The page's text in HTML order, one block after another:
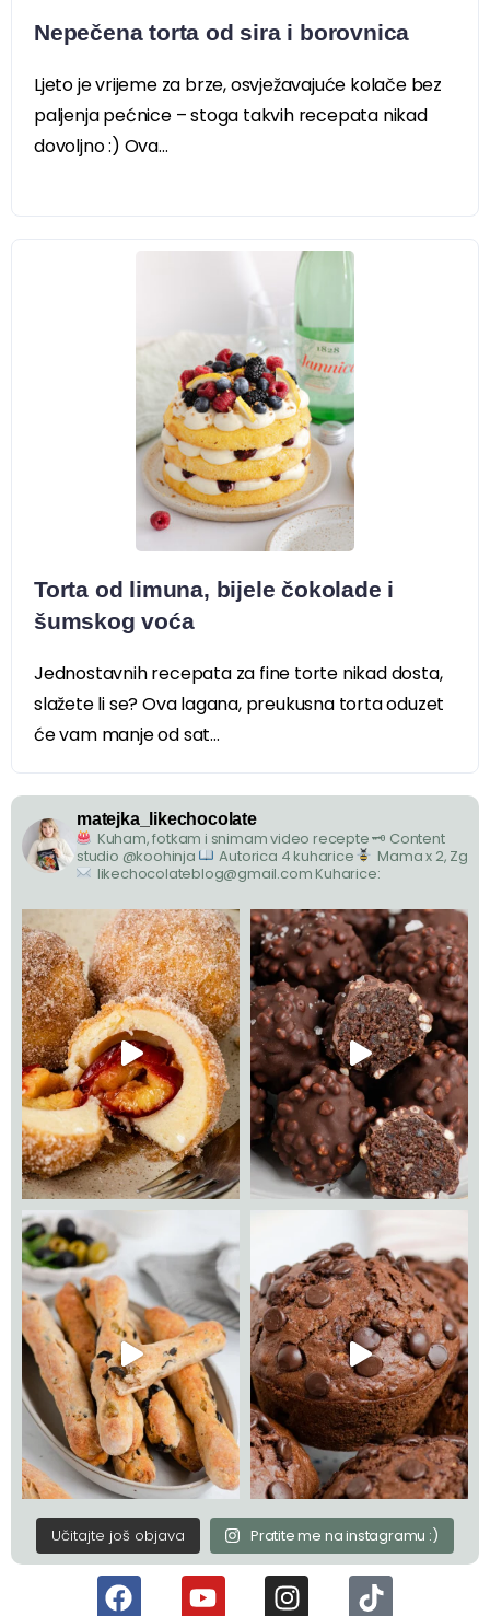
Nepečena torta od sira i borovnica
Ljeto je vrijeme za brze, osvježavajuće kolače bez
paljenja pećnice – stoga takvih recepata nikad
dovoljno :) Ova...
Torta od limuna, bijele čokolade i
šumskog voća
Jednostavnih recepata za fine torte nikad dosta,
slažete li se? Ova lagana, preukusna torta oduzet
će vam manje od sat...
matejka_likechocolate
Kuham, fotkam i snimam video recepte🗝 Content
studio @koohinja
Autorica 4 kuharice
Mama x 2, Zg
likechocolateblog@gmail.com Kuharice:
Učitajte još objava Pratite me na instagramu :)